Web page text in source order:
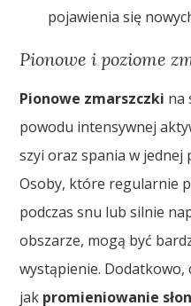
pojawienia się
Pionowe i poziome
Pionowe zmarszczki na
powodu intensywnej
szyi oraz spania w jednej
Osoby, które regularnie
podczas snu lub silnie
obszarze, mogą być
wystąpienie.
jak promieniowanie